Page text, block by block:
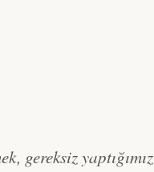
gereksiz yaptığımız